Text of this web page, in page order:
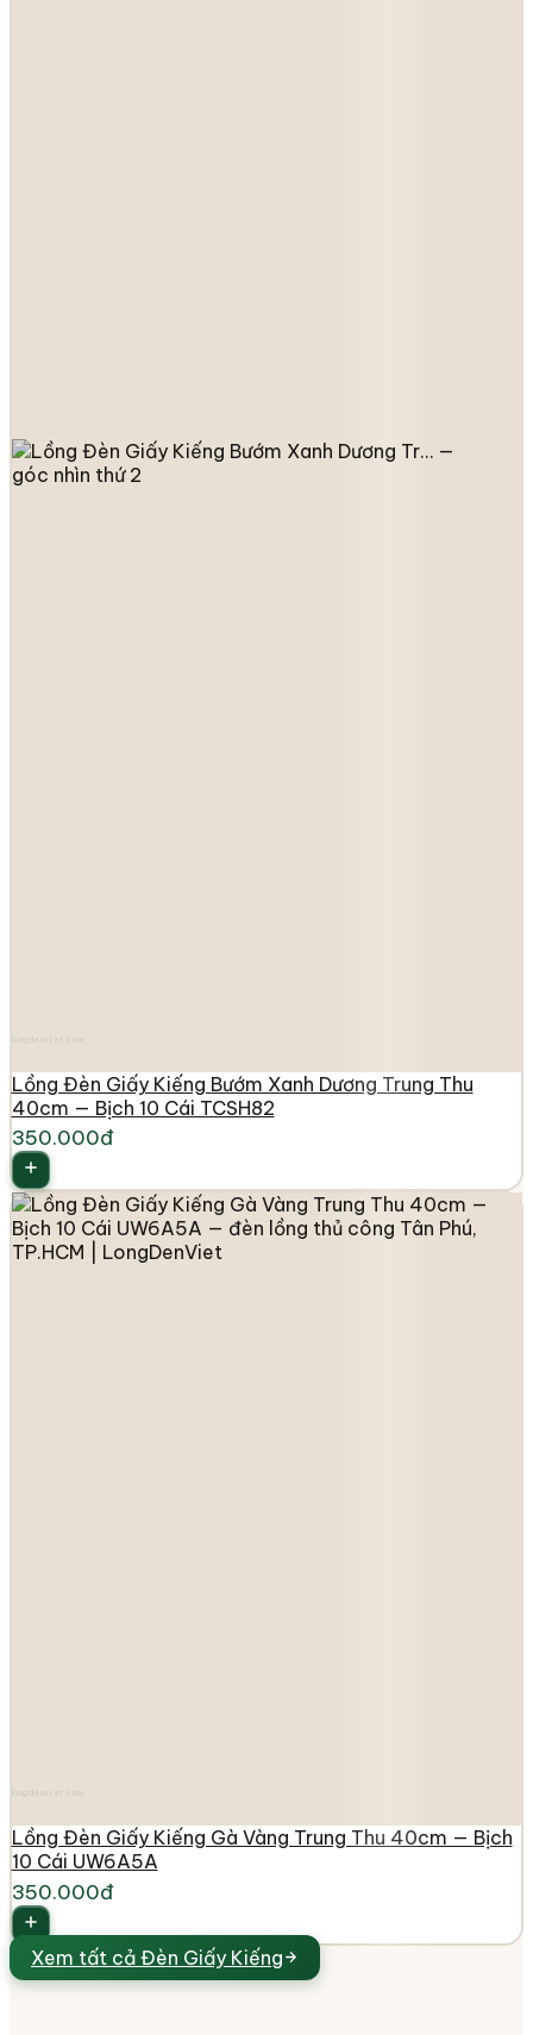
Lồng Đèn Giấy Kiếng Bướm Xanh Dương Trung Thu
40cm — Bịch 10 Cái TCSH82
350.000đ
Lồng Đèn Giấy Kiếng Gà Vàng Trung Thu 40cm — Bịch
10 Cái UW6A5A
350.000đ
Xem tất cả Đèn Giấy Kiếng